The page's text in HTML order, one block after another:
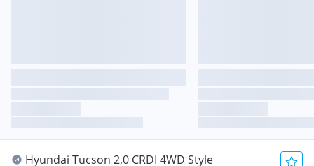
Hyundai Tucson 2,0 CRDI 4WD Style